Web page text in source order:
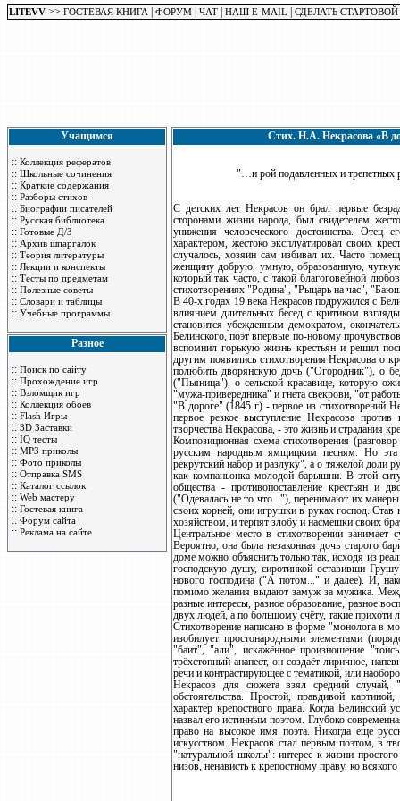
LITEVV >> ГОСТЕВАЯ КНИГА ФОРУМ ЧАТ НАШ E-MAIL СДЕЛАТЬ СТАРТОВОЙ
Учащимся
:: Коллекция рефератов
:: Школьные сочинения
:: Краткие содержания
:: Разборы стихов
:: Биографии писателей
:: Русская библиотека
:: Готовые Д/З
:: Архив шпаргалок
:: Теория литературы
:: Лекции и конспекты
:: Тесты по предметам
:: Полезные советы
:: Словари и таблицы
:: Учебные программы
Разное
:: Поиск по сайту
:: Прохождение игр
:: Взломщик игр
:: Коллекция обоев
:: Flash Игры
:: 3D Заставки
:: IQ тесты
:: MP3 приколы
:: Фото приколы
:: Отправка SMS
:: Каталог ссылок
:: Web мастеру
:: Гостевая книга
:: Форум сайта
:: Реклама на сайте
Стих. Н.А. Некрасова «В
"…и рой подавленных и трепетных
С детских лет Некрасов он брал первые
сторонами жизни народа, был свидетелем
унижения человеческого достоинства. Отец
характером, жестоко эксплуатировал своих
случалось, хозяин сам избивал их. Часто
женщину добрую, умную, образованную,
который так часто, с такой благоговейной
стихотворениях "Родина", "Рыцарь на час",
В 40-х годах 19 века Некрасов подружился с
влиянием длительных бесед с критиком
становится убежденным демократом,
Белинского, поэт впервые по-новому
вспомнил горькую жизнь крестьян и решил
другим появились стихотворения Некрасова о
полюбить дворянскую дочь ("Огородник"), о
("Пьяница"), о сельской красавице, которую
"мужа-привередника" и гнета свекрови, "от
"В дороге" (1845 г) - первое из стихотворений
первое резкое выступление Некрасова
творчества Некрасова, - это жизнь и страдания
Композиционная схема стихотворения
русским народным ямщицким песням. Но эта
рекрутский набор и разлуку", а о тяжелой доли
как компаньонка молодой барышни. В этой
общества - противопоставление крестьян и
("Одевалась не то что..."), перенимают их
своих корней, они игрушки в руках господ.
хозяйством, и терпят злобу и насмешки своих
Центральное место в стихотворении
Вероятно, она была незаконная дочь старого
доме можно объяснить только так, исходя из
господскую душу, сиротинкой оставивши
нового господина ("А потом..." и далее). И,
помимо желания выдают замуж за мужика.
разные интересы, разное образование, разное
двух людей, а по большому счёту, такие
Стихотворение написано в форме "монолога в
изобилует простонародными элементами
"баит", "али", искажённое произношение
трёхстопный анапест, он создаёт лиричное,
речи и контрастирующее с тематикой, или
Некрасов для сюжета взял средний случай,
обстоятельства. Простой, правдивой
характер крепостного права. Когда Белинский
назвал его истинным поэтом. Глубоко
право на высокое имя поэта. Никогда еще
искусством. Некрасов стал первым поэтом, в
"натуральной школы": интерес к жизни
низов, ненависть к крепостному праву, ко